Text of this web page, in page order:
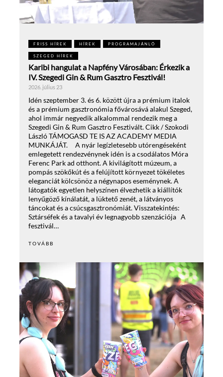
FRISS HÍREK HÍREK PROGRAMAJÁNLÓ
SZEGED HÍREK
Karibi hangulat a Napfény Városában: Érkezik a
IV. Szegedi Gin & Rum Gasztro Fesztivál!
2026. július 23
Idén szeptember 3. és 6. között újra a prémium italok
és a prémium gasztronómia fővárosává alakul Szeged,
ahol immár negyedik alkalommal rendezik meg a
Szegedi Gin & Rum Gasztro Fesztivált. Cikk / Szokodi
László TÁMOGASD TE IS AZ ACADEMY MEDIA
MUNKÁJÁT. A nyár legízletesebb utórengéseként
emlegetett rendezvénynek idén is a csodálatos Móra
Ferenc Park ad otthont. A kivilágított múzeum, a
pompás szökőkút és a felújított környezet tökéletes
eleganciát kölcsönöz a négynapos eseménynek. A
látogatók egyetlen helyszínen élvezhetik a kiállítók
lenyűgöző kínálatát, a lüktető zenét, a látványos
táncokat és a csúcsgasztronómiát. Visszatekintés:
Sztárséfek és a tavalyi év legnagyobb szenzációja A
fesztivál…
TOVÁBB